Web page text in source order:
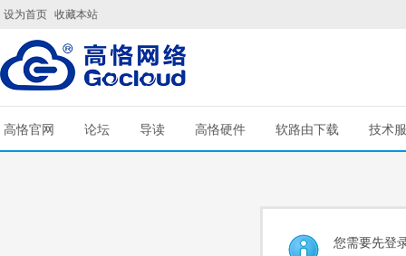
设为首页 收藏本站
高恪官网 论坛 导读 高恪硬件 软路由下载 技术
您需要先登